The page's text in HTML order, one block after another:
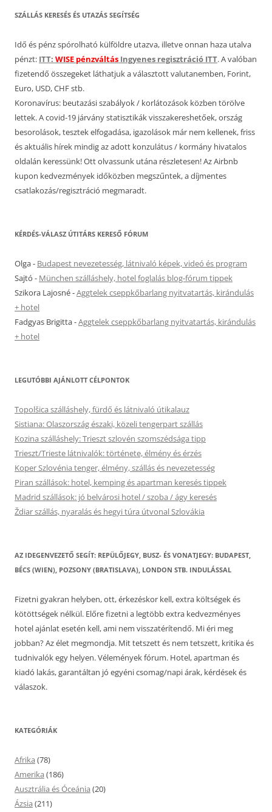
SZÁLLÁS KERESÉS ÉS UTAZÁS SEGÍTSÉG
Idő és pénz spórolható külföldre utazva, illetve onnan haza utalva
pénzt: ITT: WISE pénzváltás Ingyenes regisztráció ITT. A valóban
fizetendő összegeket láthatjuk a választott valutanemben, Forint,
Euro, USD, CHF stb.
Koronavírus: beutazási szabályok / korlátozások közben törölve
lettek. A covid-19 járvány statisztikák visszakereshetőek, ország
besorolások, tesztek elfogadása, igazolások már nem kellenek, friss
és aktuális hírek mindig az adott konzulátus / kormány hivatalos
oldalán keressünk! Ott olvassunk utána részletesen! Az Airbnb
kupon kedvezmények időközben megszűntek, a díjmentes
csatlakozás/regisztráció megmaradt.
KÉRDÉS-VÁLASZ ÚTITÁRS KERESŐ FÓRUM
Olga- Budapest nevezetesség, látnivaló képek, videó és program
Sajtó - München szálláshely, hotel foglalás blog-fórum tippek
Szikora Lajosné-Aggtelek cseppkőbarlang nyitvatartás, kirándulás
+ hotel
Fadgyas Brigitta-Aggtelek cseppkőbarlang nyitvatartás, kirándulás
+ hotel
LEGUTÓBBI AJÁNLOTT CÉLPONTOK
Topolšica szálláshely, fürdő és látnivaló útikalauz
Sistiana: Olaszország északi, közeli tengerpart szállás
Kozina szálláshely: Trieszt szlovén szomszédsága tipp
Trieszt/Trieste látnivalók: története, élmény és érzés
Koper Szlovénia tenger, élmény, szállás és nevezetesség
Piran szállások: hotel, kemping és apartman keresés tippek
Madrid szállások: jó belvárosi hotel / szoba / ágy keresés
Ždiar szállás, nyaralás és hegyi túra útvonal Szlovákia
AZ IDEGENVEZETŐ SEGÍT: REPÜLŐJEGY, BUSZ- ÉS VONATJEGY: BUDAPEST,
BÉCS (WIEN), POZSONY (BRATISLAVA), LONDON STB. INDULÁSSAL
Fizetni gyakran helyben, ott, érkezéskor kell, extra költségek és
kötöttségek nélkül. Előre fizetni a legtöbb extra kedvezményes
hotel ajánlat esetén kell, ami nem visszatérítendő. Mi éri meg
jobban? Az élet megmondja. Mit tetszett és nem tetszett, kritika és
tudnivalók egy helyen. Vélemények fórum. Hotel, apartman és
kiadó lakás, garantáltan jó egyéni csomag/napi árak, kérdések és
válaszok.
KATEGÓRIÁK
Afrika (78)
Amerika (186)
Ausztrália és Óceánia (20)
Ázsia (211)